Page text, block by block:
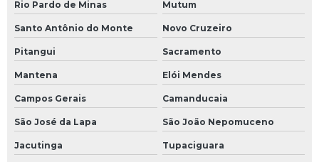
Treinamento operação de sistema de fluido térmico
Trocador de calor de óleo
Tubulação para indústrias
Válvula para fluido térmico
Rio Pardo de Minas Mutum
Santo Antônio do Monte Novo Cruzeiro
Pitangui Sacramento
Mantena Elói Mendes
Campos Gerais Camanducaia
São José da Lapa São João Nepomuceno
Jacutinga Tupaciguara